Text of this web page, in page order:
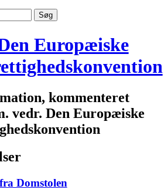
Europæiske
kommenteret
vedr. Den Europæiske
Domstolen